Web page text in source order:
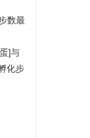
数最
]与
化步